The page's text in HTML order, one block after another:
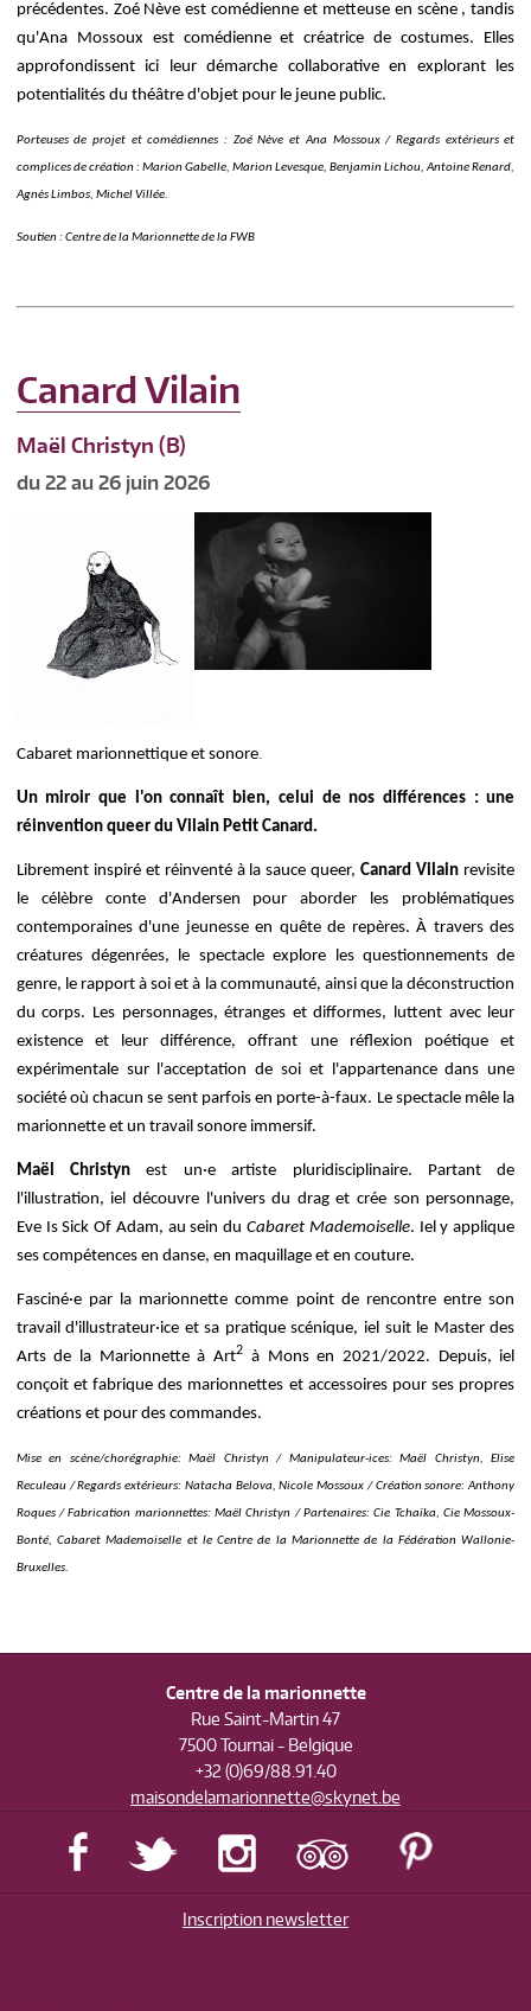
précédentes. Zoé Nève est comédienne et metteuse en scène , tandis
qu'Ana Mossoux est comédienne et créatrice de costumes. Elles
approfondissent ici leur démarche collaborative en explorant les
potentialités du théâtre d'objet pour le jeune public.
Porteuses de projet et comédiennes : Zoé Nève et Ana Mossoux / Regards extérieurs et
complices de création : Marion Gabelle, Marion Levesque, Benjamin Lichou, Antoine Renard,
Agnès Limbos, Michel Villée.
Soutien : Centre de la Marionnette de la FWB
Canard Vilain
Maël Christyn (B)
du 22 au 26 juin 2026
Cabaret marionnettique et sonore.
Un miroir que l'on connaît bien, celui de nos différences : une
réinvention queer du Vilain Petit Canard.
Librement inspiré et réinventé à la sauce queer,Canard Vilain revisite
le célèbre conte d'Andersen pour aborder les problématiques
contemporaines d'une jeunesse en quête de repères. À travers des
créatures dégenrées, le spectacle explore les questionnements de
genre, le rapport à soi et à la communauté, ainsi que la déconstruction
du corps. Les personnages, étranges et difformes, luttent avec leur
existence et leur différence, offrant une réflexion poétique et
expérimentale sur l'acceptation de soi et l'appartenance dans une
société où chacun se sent parfois en porte-à-faux. Le spectacle mêle la
marionnette et un travail sonore immersif.
Maël Christyn est un·e artiste pluridisciplinaire. Partant de
l'illustration, iel découvre l'univers du drag et crée son personnage,
Eve Is Sick Of Adam, au sein duCabaret Mademoiselle. Iel y applique
ses compétences en danse, en maquillage et en couture.
Fasciné·e par la marionnette comme point de rencontre entre son
travail d'illustrateur·ice et sa pratique scénique, iel suit le Master des
Arts de la Marionnette à Art2 à Mons en 2021/2022. Depuis, iel
conçoit et fabrique des marionnettes et accessoires pour ses propres
créations et pour des commandes.
Mise en scène/chorégraphie: Maël Christyn / Manipulateur-ices: Maël Christyn, Elise
Reculeau / Regards extérieurs: Natacha Belova, Nicole Mossoux / Création sonore: Anthony
Roques / Fabrication marionnettes: Maël Christyn / Partenaires: Cie Tchaïka, Cie Mossoux-
Bonté, Cabaret Mademoiselle et le Centre de la Marionnette de la Fédération Wallonie-
Bruxelles.
Centre de la marionnette
Rue Saint-Martin 47
7500 Tournai - Belgique
+32 (0)69/88.91.40
maisondelamarionnette@skynet.be
Inscription newsletter